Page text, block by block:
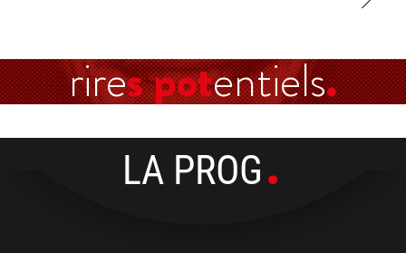
rires potentiels
LA PROG